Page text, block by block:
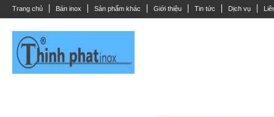
Trang chủ Bán inox Sản phẩm khác Giới thiệu Tin tức Dịch vụ